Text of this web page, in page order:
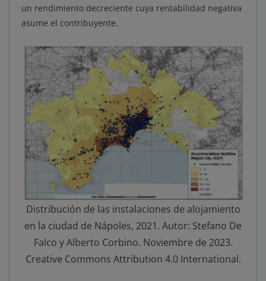
un rendimiento decreciente cuya rentabilidad negativa
asume el contribuyente.
Distribución de las instalaciones de alojamiento
en la ciudad de Nápoles, 2021. Autor: Stefano De
Falco y Alberto Corbino. Noviembre de 2023.
Creative Commons Attribution 4.0 International.